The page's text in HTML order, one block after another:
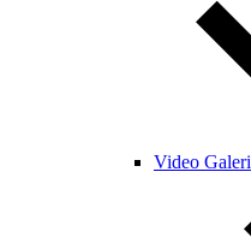
Video Galeri